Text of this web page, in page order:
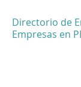
Directorio de
Empresas en